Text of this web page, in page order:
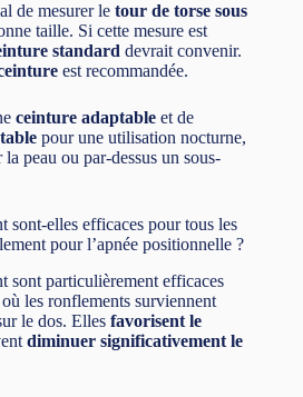
de mesurer le tour de torse sous
taille. Si cette mesure est
standard devrait convenir.
est recommandée.
ceinture adaptable et de
pour une utilisation nocturne,
peau ou par-dessus un sous-
sont-elles efficaces pour tous les
pour l’apnée positionnelle ?
sont particulièrement efficaces
où les ronflements surviennent
le dos. Elles favorisent le
diminuer significativement le